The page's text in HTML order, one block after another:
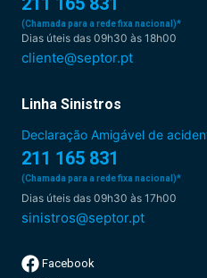
(Chamada para a rede fixa nacional)*
Dias úteis das 09h30 às 18h00
cliente@septor.pt
Linha Sinistros
Declaração Amigável de
211 165 831
(Chamada para a rede fixa nacional)*
Dias úteis das 09h30 às 17h00
sinistros@septor.pt
Facebook